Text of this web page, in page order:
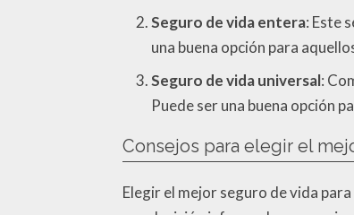
Seguro de vida entera: Este
una buena opción para
Seguro de vida universal:
Puede ser una buena opción
Consejos para elegir el
Elegir el mejor seguro de vida